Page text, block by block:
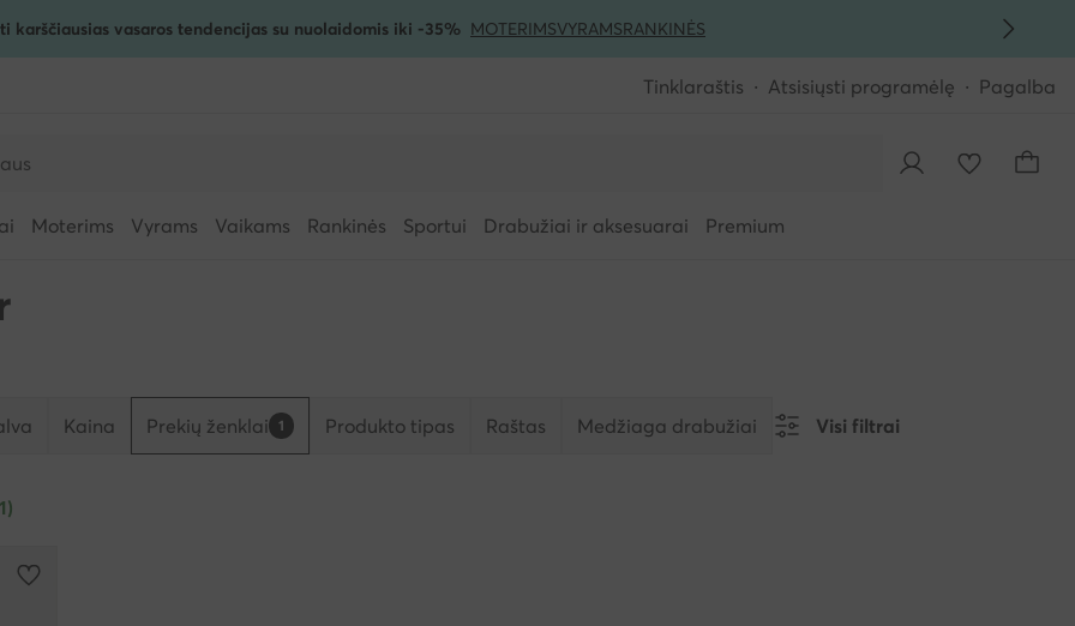
karščiausias vasaros tendencijas su nuolaidomis iki -35% MOTERIMSVYRAMSRANKINĖS
Tinklaraštis Atsisiųsti programėlę Pagalba
Moterims Vyrams Vaikams Rankinės Sportui Drabužiai ir aksesuarai Premium
Kaina Prekių ženklai 1 Produkto tipas Raštas Medžiaga drabužiai Visi filtrai